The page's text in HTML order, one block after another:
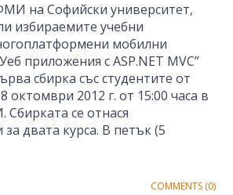
на Софийски университет,
избираемите учебни
мобилни
приложения с ASP.NET MVC”
сбирка със студентите от
октомври 2012 г. от 15:00 часа в
се отнася
двата курса. В петък (5
COMMENTS (0)